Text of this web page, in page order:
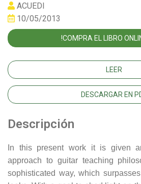
ACUEDI
10/05/2013
!COMPRA EL LIBRO
LEER
DESCARGAR EN
Descripción
In this present work it is given
approach to guitar teaching
sophisticated way, which